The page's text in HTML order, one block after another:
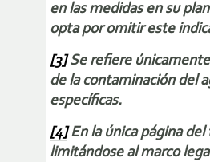
en las medidas en su
opta por omitir este
[3]Se refiere únicamente
de la contaminación del
específicas.
[4]En la única página del
limitándose al marco